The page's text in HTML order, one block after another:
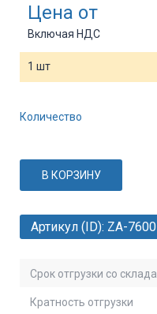
Артикул (ID): ZA-7600
Срок отгрузки со склада
Кратность отгрузки
Цена от
Включая НДС
1 шт
Количество
В КОРЗИНУ